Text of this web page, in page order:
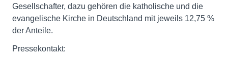
Gesellschafter, dazu gehören die katholische und die
evangelische Kirche in Deutschland mit jeweils 12,75 %
der Anteile.
Pressekontakt: